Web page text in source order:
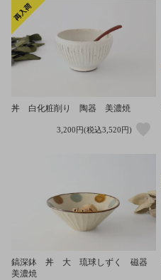
丼 白化粧削り 陶器 美濃焼
3,200円(税込3,520円)
鎬深鉢 丼 大 琉球しずく 磁器
美濃焼